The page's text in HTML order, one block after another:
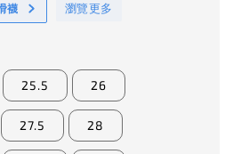
襪 瀏覽更多
25.5 26
27.5 28